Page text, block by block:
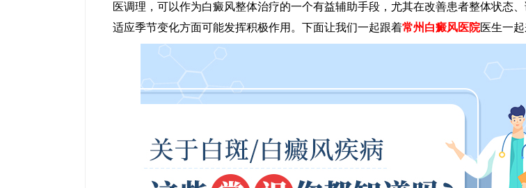
医调理，可以作为白癜风整体治疗的一个有益辅助手段，尤其在改善患者整体状态、
适应季节变化方面可能发挥积极作用。下面让我们一起跟着常州白癜风医院医生一起